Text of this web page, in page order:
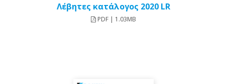
Λέβητες κατάλογος 2020 LR
PDF | 1.03MB